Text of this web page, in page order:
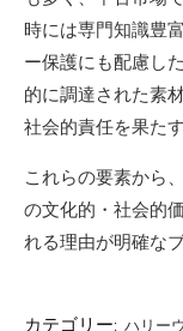
時には専門知識豊
ー保護にも配慮し
的に調達された素
社会的責任を果た
これらの要素から
の文化的・社会的
れる理由が明確な
カテゴリー: ハリー